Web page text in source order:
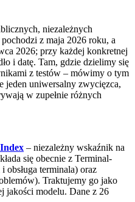
niezależnych
z maja 2026 roku, a
2026; przy każdej konkretnej
i datę. Tam, gdzie dzielimy się
z testów – mówimy o tym
jeden uniwersalny zwycięzca,
w zupełnie różnych
– niezależny wskaźnik na
się obecnie z Terminal-
obsługa terminala) oraz
Traktujemy go jako
jakości modelu. Dane z 26